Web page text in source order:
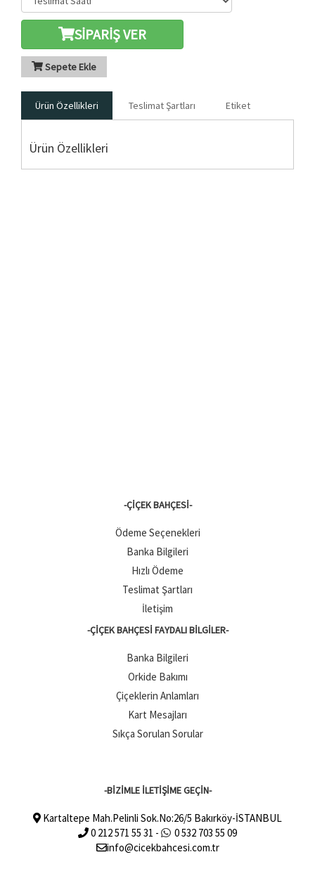
SİPARİŞ VER
Sepete Ekle
Ürün Özellikleri Teslimat Şartları Etiket
Ürün Özellikleri
-ÇIÇEK BAHÇESI-
Ödeme Seçenekleri
Banka Bilgileri
Hızlı Ödeme
Teslimat Şartları
İletişim
-ÇIÇEK BAHÇESI FAYDALI BILGILER-
Banka Bilgileri
Orkide Bakımı
Çiçeklerin Anlamları
Kart Mesajları
Sıkça Sorulan Sorular
-BİZİMLE İLETİŞİME GEÇİN-
Kartaltepe Mah.Pelinli Sok.No:26/5 Bakırköy-İSTANBUL
0 212 571 55 31 -
0 532 703 55 09
info@cicekbahcesi.com.tr